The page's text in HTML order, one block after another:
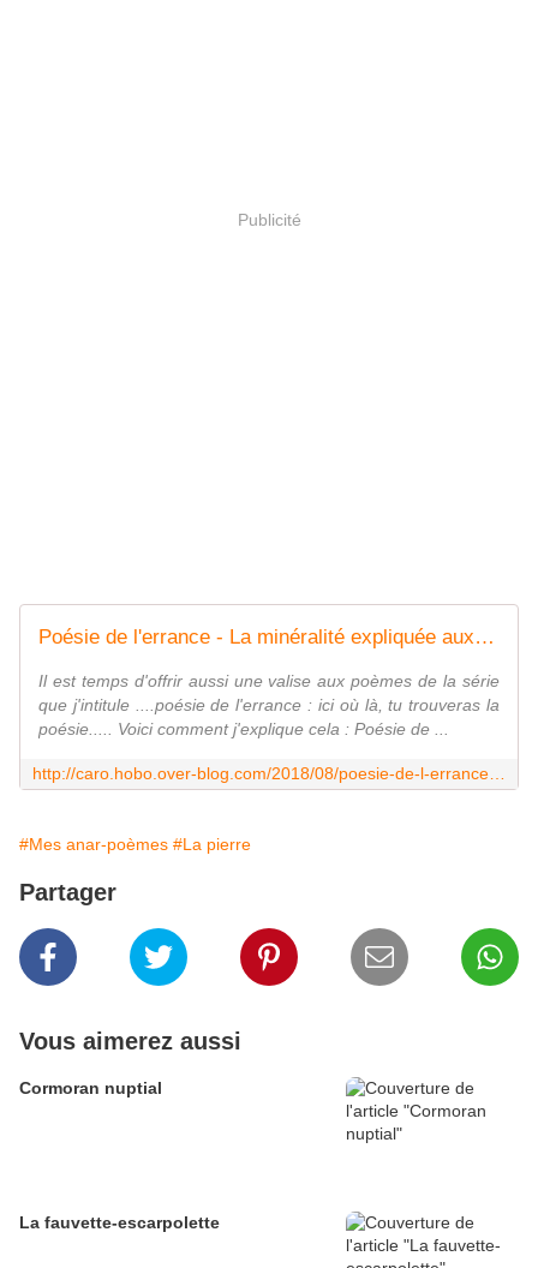
Publicité
Poésie de l'errance - La minéralité expliquée aux cailloux
Il est temps d'offrir aussi une valise aux poèmes de la série
que j'intitule ....poésie de l'errance : ici où là, tu trouveras la
poésie..... Voici comment j'explique cela : Poésie de ...
#Mes anar-poèmes #La pierre
Partager
Vous aimerez aussi
Cormoran nuptial
La fauvette-escarpolette